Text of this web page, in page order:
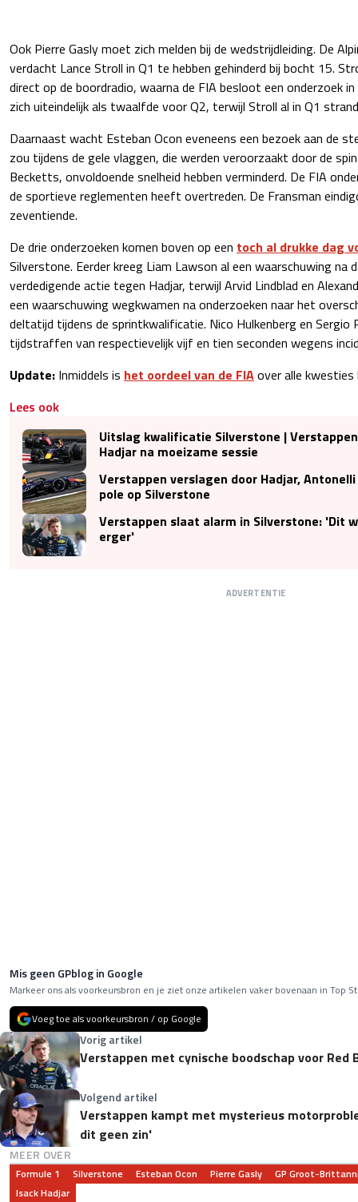
Ook Pierre Gasly moet zich melden bij de wedstrijdleiding. De
verdacht Lance Stroll in Q1 te hebben gehinderd bij bocht 15.
direct op de boordradio, waarna de FIA besloot een onderzoek
zich uiteindelijk als twaalfde voor Q2, terwijl Stroll al in Q1
Daarnaast wacht Esteban Ocon eveneens een bezoek aan de
zou tijdens de gele vlaggen, die werden veroorzaakt door de
Becketts, onvoldoende snelheid hebben verminderd. De FIA
de sportieve reglementen heeft overtreden. De Fransman
zeventiende.
De drie onderzoeken komen boven op een toch al drukke dag
Silverstone. Eerder kreeg Liam Lawson al een waarschuwing na
verdedigende actie tegen Hadjar, terwijl Arvid Lindblad en
een waarschuwing wegkwamen na onderzoeken naar het
deltatijd tijdens de sprintkwalificatie. Nico Hulkenberg en Sergio
tijdstraffen van respectievelijk vijf en tien seconden wegens
Update: Inmiddels is het oordeel van de FIAover alle kwesties
Lees ook
Uitslag kwalificatie Silverstone |
Hadjar na moeizame sessie
Verstappen verslagen door Hadjar,
pole op Silverstone
Verstappen slaat alarm in Silverstone: 'Dit
erger'
ADVERTENTIE
Mis geen GPblog in Google
Markeer ons als voorkeursbron en je ziet onze artikelen vaker bovenaan in Top
Voeg toe als voorkeursbron / op Google
Vorig artikel
Verstappen met cynische boodschap voor Red
Volgend artikel
Verstappen kampt met mysterieus
dit geen zin'
MEER OVER
Formule 1 Silverstone Esteban Ocon Pierre Gasly
GP Groot-
Isack Hadjar